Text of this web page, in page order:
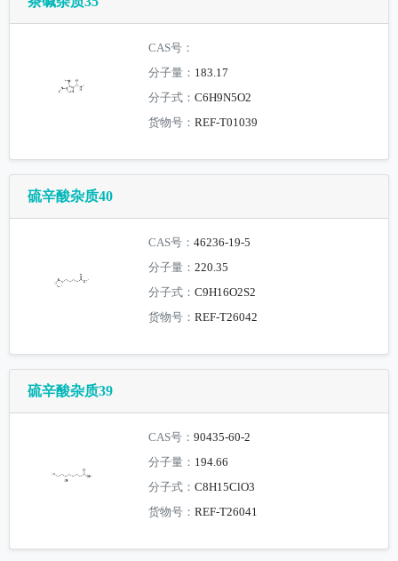
CAS号：
分子量： 183.17
分子式：C6H9N5O2
货物号：REF-T01039
硫辛酸杂质40
CAS号：46236-19-5
分子量：220.35
分子式：C9H16O2S2
货物号：REF-T26042
硫辛酸杂质39
CAS号：90435-60-2
分子量： 194.66
分子式：C8H15ClO3
货物号：REF-T26041